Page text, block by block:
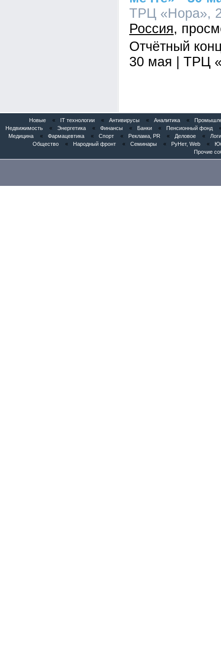
ТРЦ «Нора»,
Россия
Отчётный
30 мая | ТРЦ
Новые « IT технологии « Антивирусы « Аналитика «
Недвижимость
« Энергетика « Финансы « Банки « Пенсионный фонд
Медицина
« Фармацевтика « Спорт « Реклама, PR « Деловое «
Общество
« Народный фронт « Семинары « РуНет, Web «
Прочие